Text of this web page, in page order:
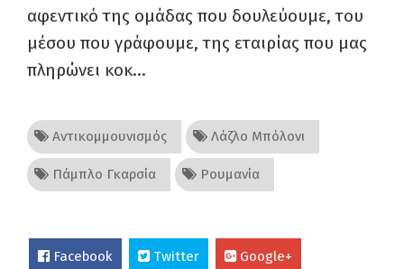
αφεντικό της ομάδας που δουλεύουμε, του
μέσου που γράφουμε, της εταιρίας που μας
πληρώνει κοκ…
Αντικομμουνισμός Λάζλο Μπόλονι
Πάμπλο Γκαρσία Ρουμανία
Facebook Twitter Google+